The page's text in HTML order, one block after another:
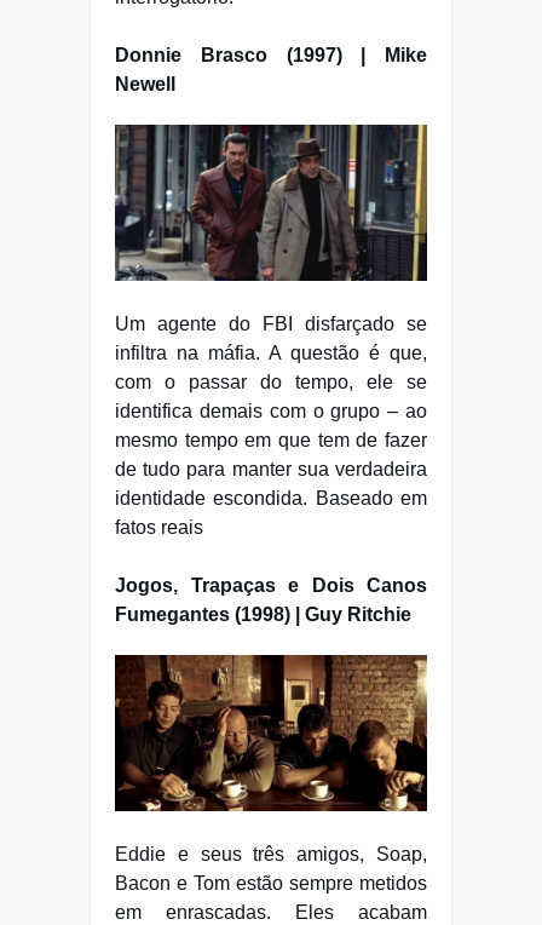
Donnie Brasco (1997) | Mike
Newell
Um agente do FBI disfarçado se
infiltra na máfia. A questão é que,
com o passar do tempo, ele se
identifica demais com o grupo – ao
mesmo tempo em que tem de fazer
de tudo para manter sua verdadeira
identidade escondida. Baseado em
fatos reais
Jogos, Trapaças e Dois Canos
Fumegantes (1998) | Guy Ritchie
Eddie e seus três amigos, Soap,
Bacon e Tom estão sempre metidos
em enrascadas. Eles acabam